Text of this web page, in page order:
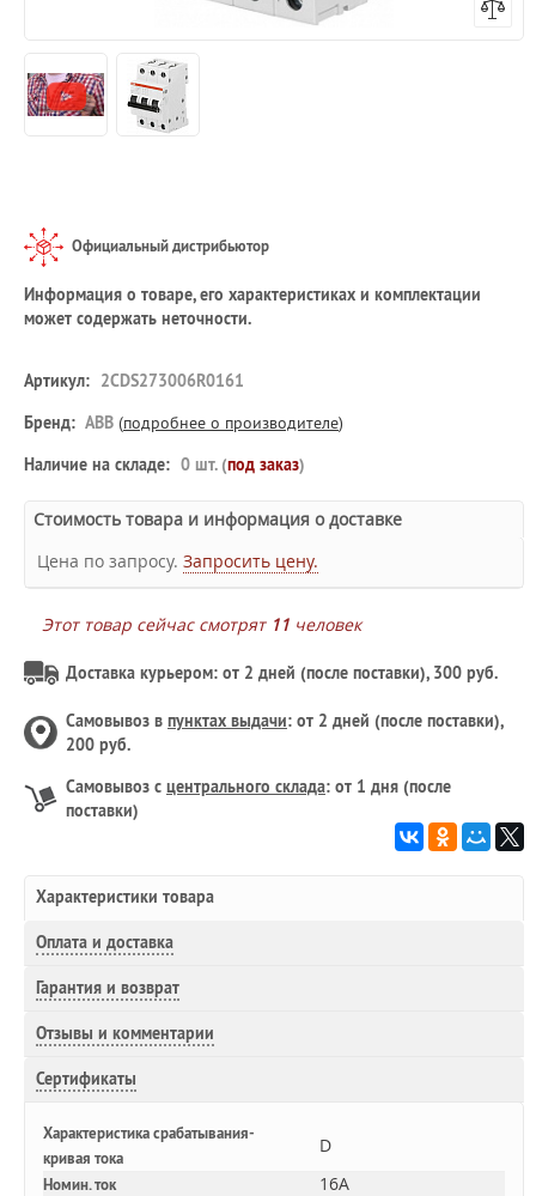
Официальный дистрибьютор
Информация о товаре, его характеристиках и комплектации
может содержать неточности.
Артикул: 2CDS273006R0161
Бренд: ABB (подробнее о производителе)
Наличие на складе: 0 шт. (под заказ)
Стоимость товара и информация о доставке
Цена по запросу. Запросить цену.
Этот товар сейчас смотрят 11 человек
Доставка курьером: от 2 дней (после поставки), 300 руб.
Самовывоз в пунктах выдачи: от 2 дней (после поставки),
200 руб.
Самовывоз с центрального склада: от 1 дня (после
поставки)
Характеристики товара
Оплата и доставка
Гарантия и возврат
Отзывы и комментарии
Сертификаты
Характеристика срабатывания-
кривая тока
D
Номин. ток 16A